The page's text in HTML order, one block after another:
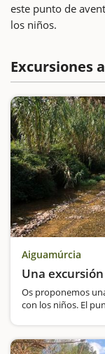
este punto de
los niños.
Excursiones
Aiguamúrcia
Una
Os proponemos
con los niños. El
para…